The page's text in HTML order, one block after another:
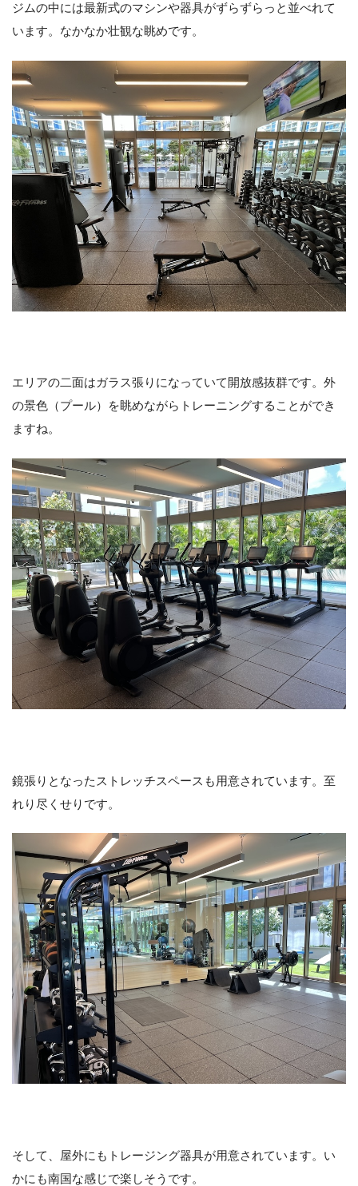
ジムの中には最新式のマシンや器具がずらずらっと並べれて
います。なかなか壮観な眺めです。
エリアの二面はガラス張りになっていて開放感抜群です。外
の景色（プール）を眺めながらトレーニングすることができ
ますね。
鏡張りとなったストレッチスペースも用意されています。至
れり尽くせりです。
そして、屋外にもトレージング器具が用意されています。い
かにも南国な感じで楽しそうです。